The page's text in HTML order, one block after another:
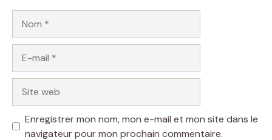
mail
web
Enregistrer mon nom, mon e-mail et mon site dans le
navigateur pour mon prochain commentaire.